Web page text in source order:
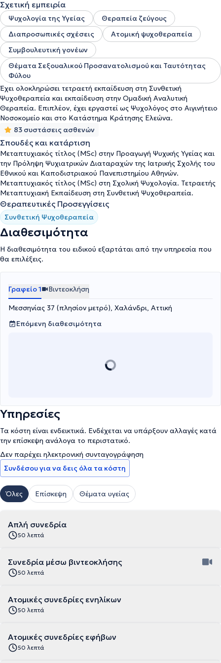
Σχετική εμπειρία
Ψυχολογία της Υγείας
Θεραπεία ζεύγους
Διαπροσωπικές σχέσεις
Ατομική ψυχοθεραπεία
Συμβουλευτική γονέων
Θέματα Σεξουαλικού Προσανατολισμού και Ταυτότητας
Φύλου
Έχει ολοκληρώσει τετραετή εκπαίδευση στη Συνθετική
Ψυχοθεραπεία και εκπαίδευση στην Ομαδική Αναλυτική
Θεραπεία. Επιπλέον, έχει εργαστεί ως Ψυχολόγος στο Αιγινήτειο
Νοσοκομείο και στο Κατάστημα Κράτησης Ελεώνα.
83 συστάσεις ασθενών
Σπουδές και κατάρτιση
Μεταπτυχιακός τίτλος (MSc) στην Προαγωγή Ψυχικής Υγείας και
την Πρόληψη Ψυχιατρικών Διαταραχών της Ιατρικής Σχολής του
Εθνικού και Καποδιστριακού Πανεπιστημίου Αθηνών.
Μεταπτυχιακός τίτλος (MSc) στη Σχολική Ψυχολογία. Τετραετής
Μεταπτυχιακή Εκπαίδευση στη Συνθετική Ψυχοθεραπεία.
Θεραπευτικές Προσεγγίσεις
Συνθετική Ψυχοθεραπεία
Διαθεσιμότητα
Η διαθεσιμότητα του ειδικού εξαρτάται από την υπηρεσία που
θα επιλέξεις.
Γραφείο 1 Βιντεοκλήση
Μεσσηνίας 37 (πλησίον μετρό), Χαλάνδρι, Αττική
Επόμενη διαθεσιμότητα
Υπηρεσίες
Τα κόστη είναι ενδεικτικά. Ενδέχεται να υπάρξουν αλλαγές κατά
την επίσκεψη ανάλογα το περιστατικό.
Δεν παρέχει ηλεκτρονική συνταγογράφηση
Συνδέσου για να δεις όλα τα κόστη
Όλες Επίσκεψη Θέματα υγείας
Απλή συνεδρία
50 λεπτά
Συνεδρία μέσω βιντεοκλήσης
50 λεπτά
Ατομικές συνεδρίες ενηλίκων
50 λεπτά
Ατομικές συνεδρίες εφήβων
50 λεπτά